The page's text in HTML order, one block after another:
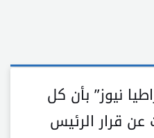
نيوز” بأن كل
قرار الرئيس